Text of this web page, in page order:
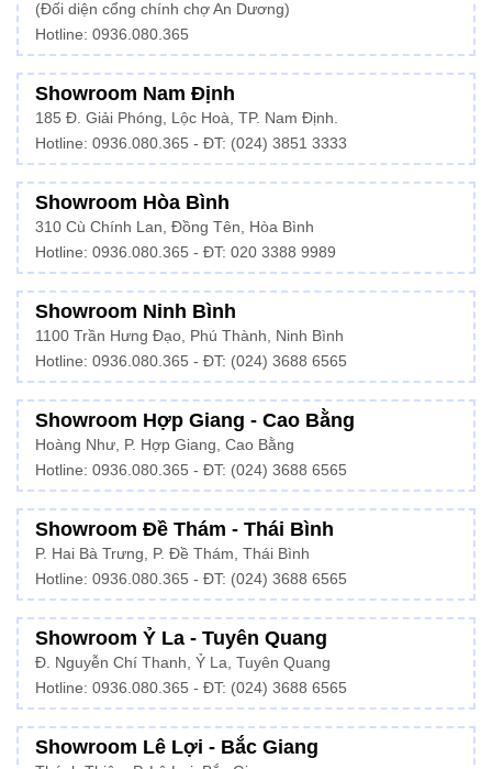
(Đối diện cổng chính chợ An Dương)
Hotline: 0936.080.365
Showroom Nam Định
185 Đ. Giải Phóng, Lộc Hoà, TP. Nam Định.
Hotline: 0936.080.365 - ĐT: (024) 3851 3333
Showroom Hòa Bình
310 Cù Chính Lan, Đồng Tên, Hòa Bình
Hotline: 0936.080.365 - ĐT: 020 3388 9989
Showroom Ninh Bình
1100 Trần Hưng Đạo, Phú Thành, Ninh Bình
Hotline: 0936.080.365 - ĐT: (024) 3688 6565
Showroom Hợp Giang - Cao Bằng
Hoàng Như, P. Hợp Giang, Cao Bằng
Hotline: 0936.080.365 - ĐT: (024) 3688 6565
Showroom Đề Thám - Thái Bình
P. Hai Bà Trưng, P. Đề Thám, Thái Bình
Hotline: 0936.080.365 - ĐT: (024) 3688 6565
Showroom Ỷ La - Tuyên Quang
Đ. Nguyễn Chí Thanh, Ỷ La, Tuyên Quang
Hotline: 0936.080.365 - ĐT: (024) 3688 6565
Showroom Lê Lợi - Bắc Giang